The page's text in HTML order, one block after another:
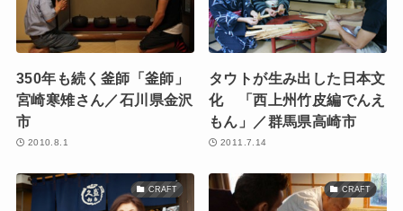
350年も続く釜師「釜師」
宮崎寒雉さん／石川県金沢
市
2010.8.1
タウトが生み出した日本文
化 「西上州竹皮編でんえ
もん」／群馬県高崎市
2011.7.14
CRAFT CRAFT